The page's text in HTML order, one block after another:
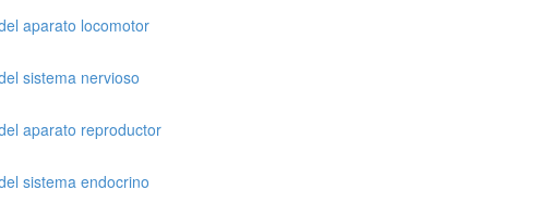
aparato locomotor
sistema nervioso
aparato reproductor
sistema endocrino